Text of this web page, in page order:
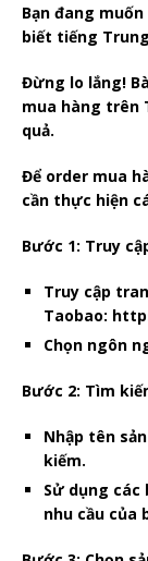
Bạn đang
biết tiếng
Đừng lo lắng!
mua hàng trên
quả.
Để order mua
cần thực hiện
Bước 1: Truy
Truy cập
Taobao:
Chọn ngôn
Bước 2: Tìm
Nhập tên
kiếm.
Sử dụng các
nhu cầu của